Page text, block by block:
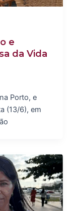
e
da Vida
Porto, e
(13/6), em